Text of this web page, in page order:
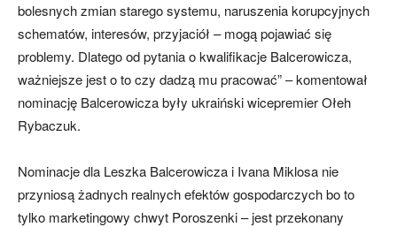
bolesnych zmian starego systemu, naruszenia korupcyjnych
schematów, interesów, przyjaciół – mogą pojawiać się
problemy. Dlatego od pytania o kwalifikacje Balcerowicza,
ważniejsze jest o to czy dadzą mu pracować” – komentował
nominację Balcerowicza były ukraiński wicepremier Ołeh
Rybaczuk.
Nominacje dla Leszka Balcerowicza i Ivana Miklosa nie
przyniosą żadnych realnych efektów gospodarczych bo to
tylko marketingowy chwyt Poroszenki – jest przekonany